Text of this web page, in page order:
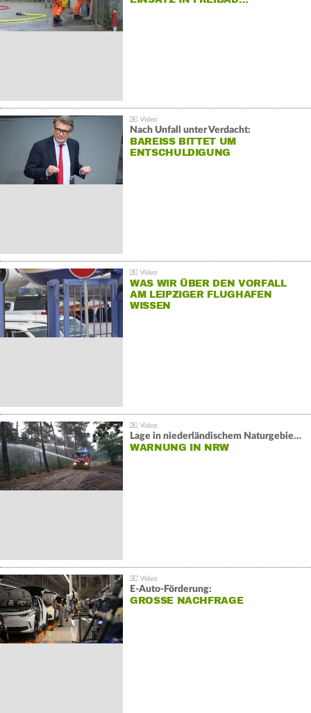
Nach Unfall unter Verdacht:
BAREISS BITTET UM E
NTSCHULDIGUNG
WAS WIR ÜBER DEN VORFALL
AM LEIPZIGER FLUGHAFEN
WISSEN
Lage in niederländischem Naturgebiet stabil
WARNUNG IN NRW
E-Auto-Förderung:
GROSSE NACHFRAGE